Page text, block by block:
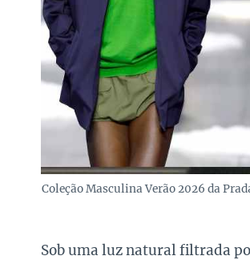
Coleção Masculina Verão 2026 da
Sob uma luz natural filtrada